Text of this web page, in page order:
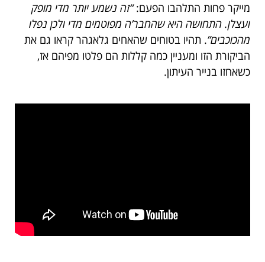
מייקר פחות התלהבו הפעם:“זה נשמע יותר מדי מופק
ועצלן. התחושה היא שהחבר’ה מפוטמים מדי ולכן נפלו
מהכוכבים”. תהיו בטוחים שהאחים גלאגהר קראו גם את
הביקורת הזו ומעניין כמה קללות הם פלטו מפיהם אז,
כשאחזו בנייר העיתון.